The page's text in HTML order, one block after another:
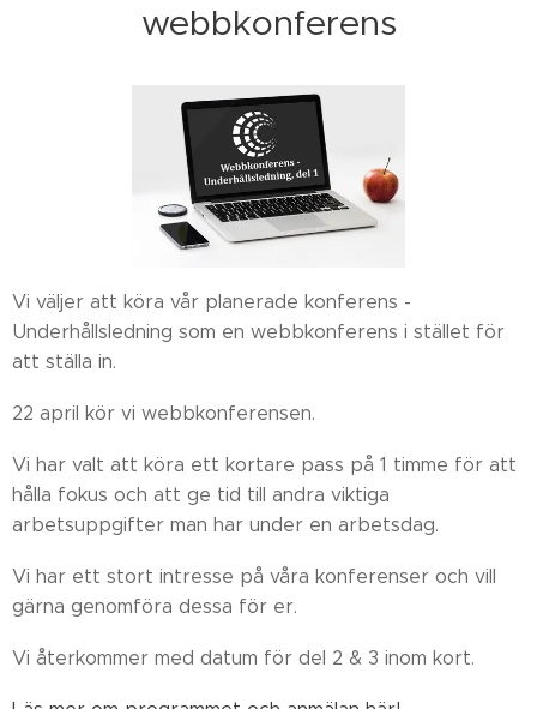
webbkonferens
Vi väljer att köra vår planerade konferens -
Underhållsledning som en webbkonferens i stället för
att ställa in.
22 april kör vi webbkonferensen.
Vi har valt att köra ett kortare pass på 1 timme för att
hålla fokus och att ge tid till andra viktiga
arbetsuppgifter man har under en arbetsdag.
Vi har ett stort intresse på våra konferenser och vill
gärna genomföra dessa för er.
Vi återkommer med datum för del 2 & 3 inom kort.